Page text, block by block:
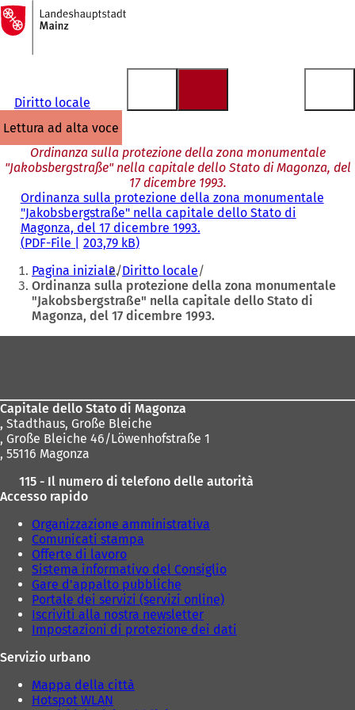
Vai al contenuto
Alla
pagina
iniziale
Diritto locale
lettura ad alta voce
Ordinanza sulla protezione della zona monumentale
"Jakobsbergstraße" nella capitale dello Stato di Magonza, del
17 dicembre 1993.
Ordinanza sulla protezione della zona monumentale
"Jakobsbergstraße" nella capitale dello Stato di
Magonza, del 17 dicembre 1993.
PDF-File 203,79 kB
Siete
qui:
Pagina iniziale Diritto locale
Ordinanza sulla protezione della zona monumentale
"Jakobsbergstraße" nella capitale dello Stato di
Magonza, del 17 dicembre 1993.
Capitale dello Stato di Magonza
, Stadthaus, Große Bleiche
, Große Bleiche 46/Löwenhofstraße 1
, 55116 Magonza
115 - Il numero di telefono delle autorità
Accesso rapido
Organizzazione amministrativa
Comunicati stampa
Offerte di lavoro
Sistema informativo del Consiglio
Gare d'appalto pubbliche
Portale dei servizi (servizi online)
Iscriviti alla nostra newsletter
Impostazioni di protezione dei dati
Servizio urbano
Mappa della città
Hotspot WLAN